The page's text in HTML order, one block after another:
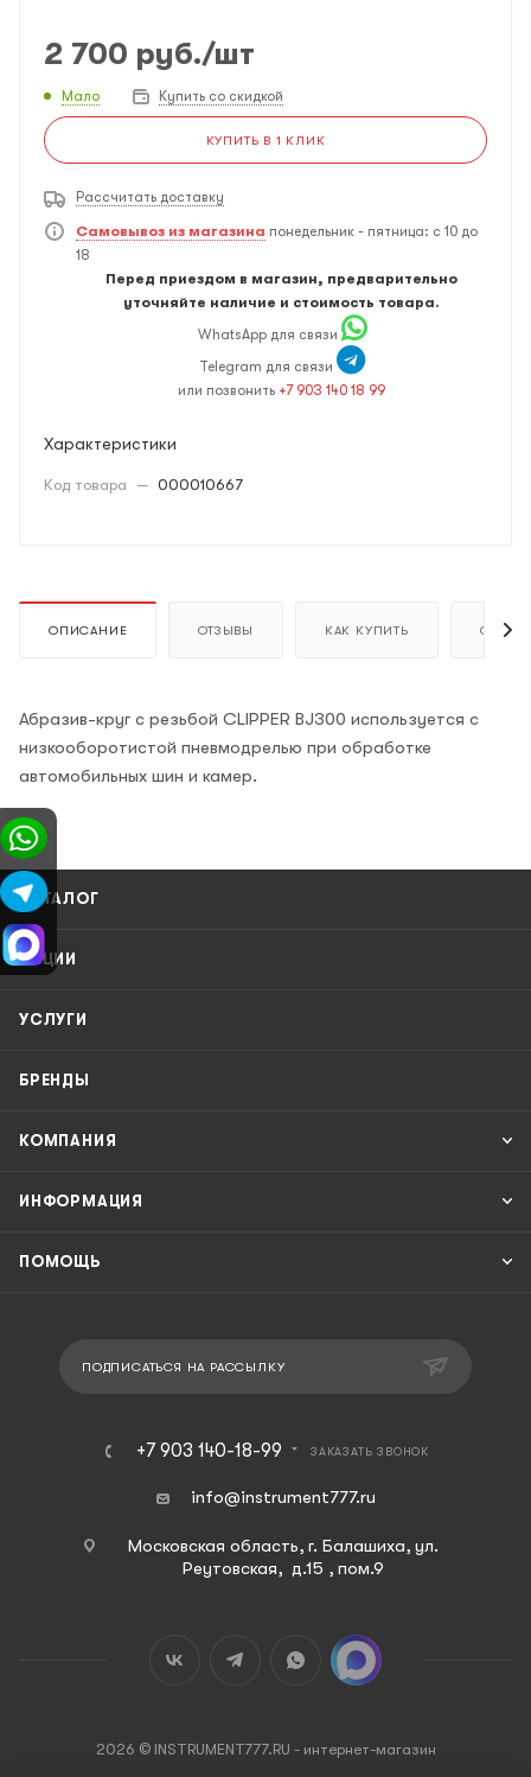
2 700 руб./шт
Мало Купить со скидкой
КУПИТЬ В 1 КЛИК
Рассчитать доставку
Самовывоз из магазина понедельник - пятница: с 10 до
18
Перед приездом в магазин, предварительно
уточняйте наличие и стоимость товара.
WhatsApp для связи
Telegram для связи
или позвонить +7 903 140 18 99
Характеристики
Код товара — 000010667
ОПИСАНИЕ ОТЗЫВЫ КАК КУПИТЬ ОПЛАТА
Абразив-круг с резьбой CLIPPER BJ300 используется с
низкооборотистой пневмодрелью при обработке
автомобильных шин и камер.
КАТАЛОГ
АКЦИИ
УСЛУГИ
БРЕНДЫ
КОМПАНИЯ
ИНФОРМАЦИЯ
ПОМОЩЬ
ПОДПИСАТЬСЯ НА РАССЫЛКУ
+7 903 140-18-99 ЗАКАЗАТЬ ЗВОНОК
info@instrument777.ru
Московская область, г. Балашиха, ул.
Реутовская, д.15 , пом.9
2026 © INSTRUMENT777.RU - интернет-магазин